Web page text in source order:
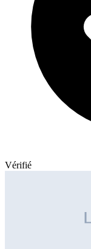
Vérifié